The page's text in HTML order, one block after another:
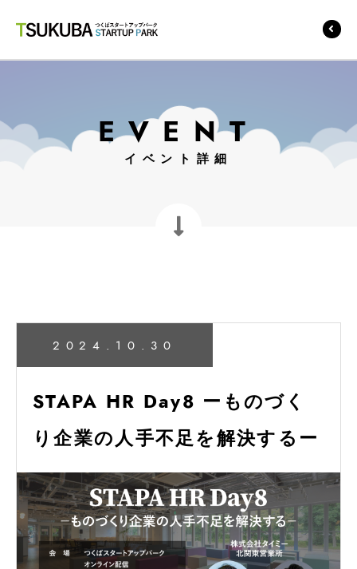
EVENT
イベント詳細
2024.10.30
STAPA HR Day8 ーものづく
り企業の人手不足を解決するー